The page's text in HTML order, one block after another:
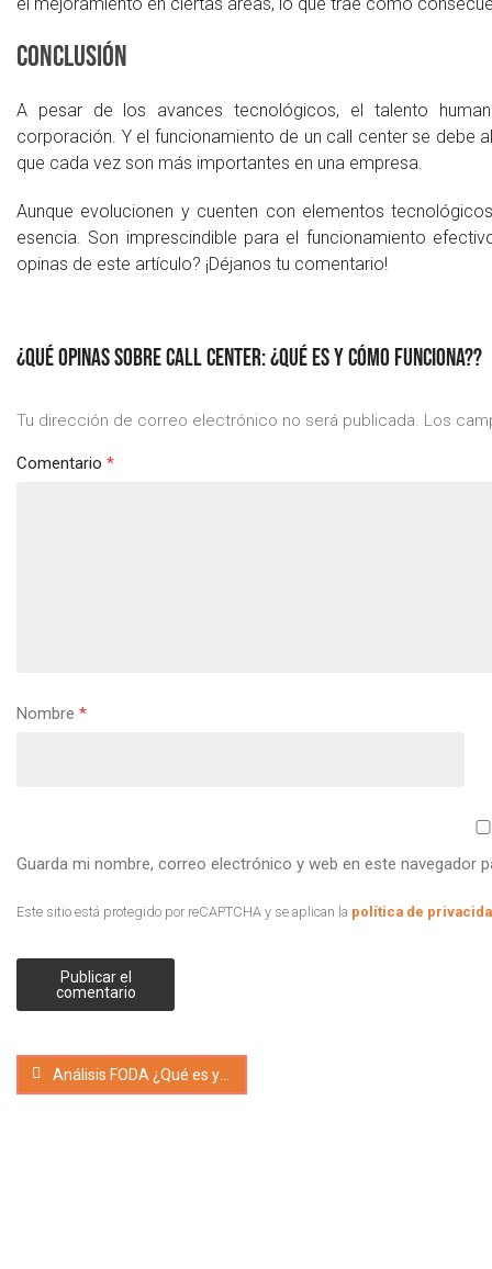
Conclusión
A pesar de los avances tecnológicos, el talento
corporación. Y el funcionamiento de un call center se debe
que cada vez son más importantes en una empresa.
Aunque evolucionen y cuenten con elementos
esencia. Son imprescindible para el funcionamiento
opinas de este artículo? ¡Déjanos tu comentario!
¿QUÉ OPINAS SOBRE CALL CENTER: ¿QUÉ ES Y CÓMO FUNCIONA??
Tu dirección de correo electrónico no será publicada. Los
Comentario *
Nombre *
Guarda mi nombre, correo electrónico y web en este navegador
Este sitio está protegido por reCAPTCHA y se aplican la política de
Análisis FODA ¿Qué es y cómo hacerlo?